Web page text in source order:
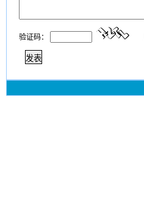
验证码：